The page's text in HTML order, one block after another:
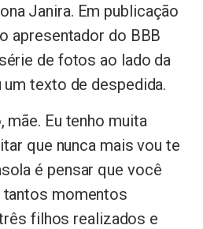
Janira. Em publicação
apresentador do BBB
de fotos ao lado da
texto de despedida.
mãe. Eu tenho muita
que nunca mais vou te
é pensar que você
tantos momentos
filhos realizados e